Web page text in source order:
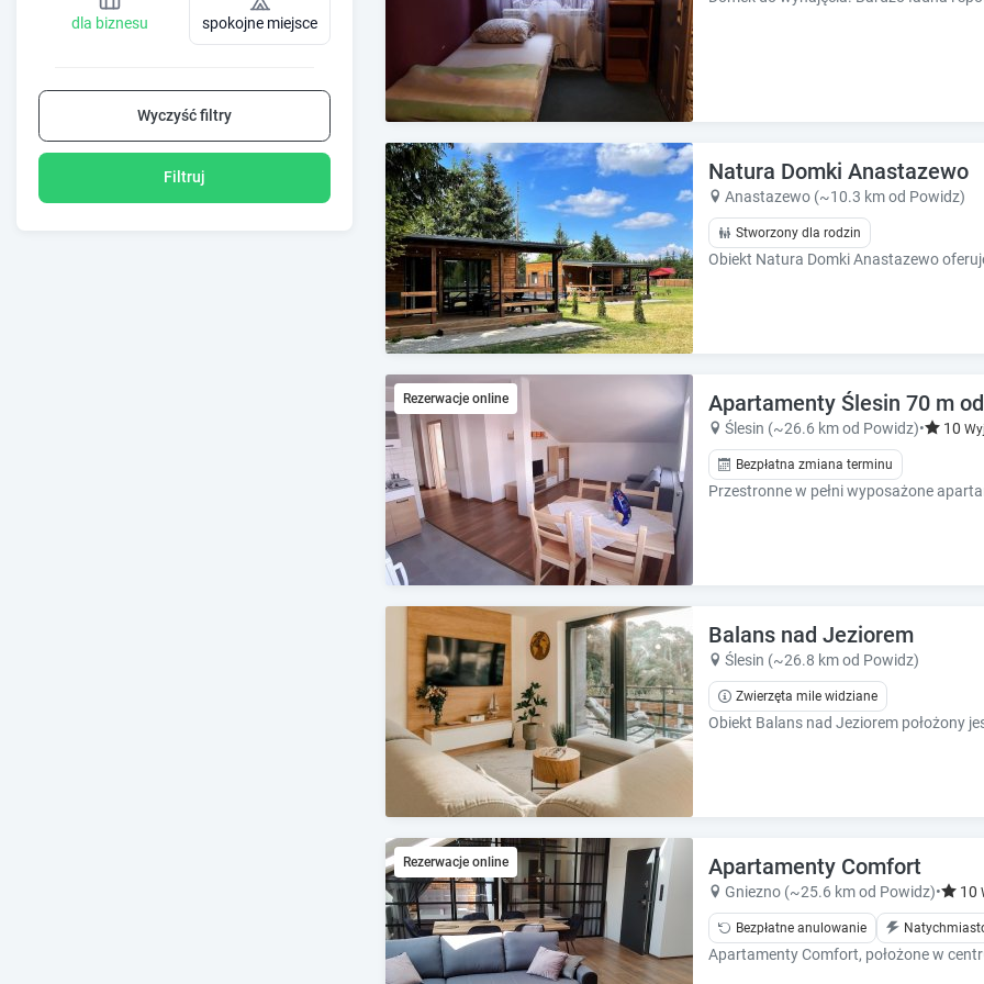
e
s
.
dla biznesu spokojne miejsce
Wyczyść filtry
Filtruj Natura Domki Anastazewo
Anastazewo (~10.3 km od Powidz)
Stworzony dla rodzin
Rezerwacje online Apartamenty Ślesin 70 m
Ślesin (~26.6 km od Powidz)• 10
Bezpłatna zmiana terminu
Balans nad Jeziorem
Ślesin (~26.8 km od Powidz)
Zwierzęta mile widziane
Rezerwacje online Apartamenty Comfort
Gniezno (~25.6 km od Powidz)• 10
Bezpłatne anulowanie